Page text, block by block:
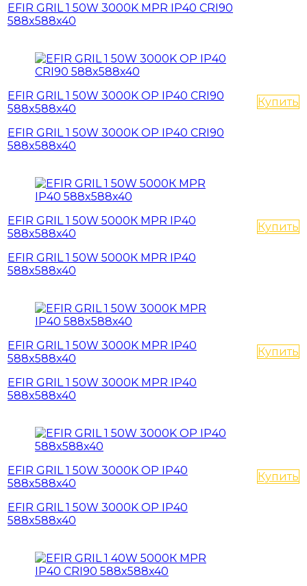
EFIR GRIL 1 50W 3000K MPR IP40 CRI90
588x588x40
EFIR GRIL 1 50W 3000K OP IP40 CRI90
588x588x40
EFIR GRIL 1 50W 3000K OP IP40 CRI90
588x588x40
Купить
EFIR GRIL 1 50W 5000К MPR IP40
588x588x40
EFIR GRIL 1 50W 5000К MPR IP40
588x588x40
Купить
EFIR GRIL 1 50W 3000K MPR IP40
588x588x40
EFIR GRIL 1 50W 3000K MPR IP40
588x588x40
Купить
EFIR GRIL 1 50W 3000K OP IP40
588x588x40
EFIR GRIL 1 50W 3000K OP IP40
588x588x40
Купить